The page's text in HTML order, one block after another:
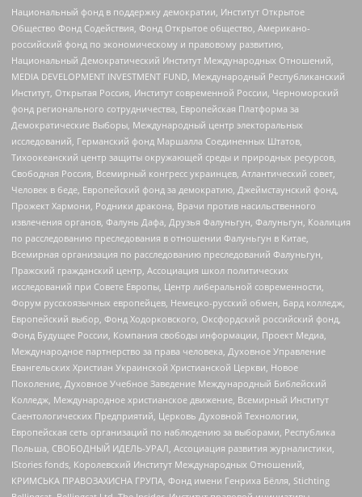
Национальный фонд в поддержку демократии, Институт Открытое
Общество Фонд Содействия, Фонд Открытое общество, Американо-
российский фонд по экономическому и правовому развитию,
Национальный Демократический Институт Международных Отношений,
MEDIA DEVELOPMENT INVESTMENT FUND, Международный Республиканский
Институт, Открытая Россия, Институт современной России, Черноморский
фонд регионального сотрудничества, Европейская Платформа за
Демократические Выборы, Международный центр электоральных
исследований, Германский фонд Маршалла Соединенных Штатов,
Тихоокеанский центр защиты окружающей среды и природных ресурсов,
Свободная Россия, Всемирный конгресс украинцев, Атлантический совет,
Человек в беде, Европейский фонд за демократию, Джеймстаунский фонд,
Прожект Хармони, Родники дракона, Врачи против насильственного
извлечения органов, Фалунь Дафа, Друзья Фалуньгун, Фалуньгун, Коалиция
по расследованию преследования в отношении Фалуньгун в Китае,
Всемирная организация по расследованию преследований Фалуньгун,
Пражский гражданский центр, Ассоциация школ политических
исследований при Совете Европы, Центр либеральной современности,
Форум русскоязычных европейцев, Немецко-русский обмен, Бард колледж,
Европейский выбор, Фонд Ходорковского, Оксфордский российский фонд,
Фонд Будущее России, Компания свободы информации, Проект Медиа,
Международное партнерство за права человека, Духовное Управление
Евангельских Христиан Украинской Христианской Церкви, Новое
Поколение, Духовное Учебное Заведение Международный Библейский
Колледж, Международное христианское движение, Всемирный Институт
Саентологических Предприятий, Церковь Духовной Технологии,
Европейская сеть организаций по наблюдению за выборами, Республика
Польша, СВОБОДНЫЙ ИДЕЛЬ-УРАЛ, Ассоциация развития журналистики,
IStories fonds, Королевский Институт Международных Отношений,
КРИМСЬКА ПРАВОЗАХИСНА ГРУПА, Фонд имени Генриха Бёлля, Stichting